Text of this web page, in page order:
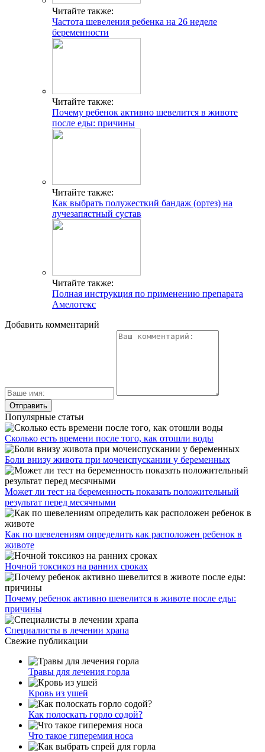
Читайте также:
Частота шевеления ребенка на 26 неделе
беременности
Читайте также:
Почему ребенок активно шевелится в животе
после еды: причины
Читайте также:
Как выбрать полужесткий бандаж (ортез) на
лучезапястный сустав
Читайте также:
Полная инструкция по применению препарата
Амелотекс
Добавить комментарий
Популярные статьи
Сколько есть времени после того, как отошли воды
Боли внизу живота при мочеиспускании у беременных
Может ли тест на беременность показать положительный
результат перед месячными
Как по шевелениям определить как расположен ребенок в
животе
Ночной токсикоз на ранних сроках
Почему ребенок активно шевелится в животе после еды:
причины
Специалисты в лечении храпа
Свежие публикации
Травы для лечения горла
Кровь из ушей
Как полоскать горло содой?
Что такое гиперемия носа